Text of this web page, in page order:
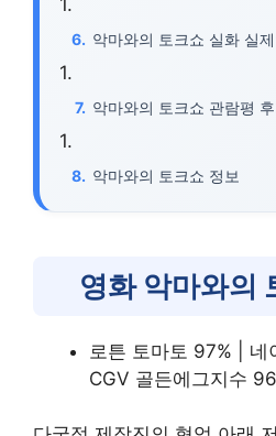
악마와의 토크쇼 실화 실
악마와의 토크쇼 관람평 후
악마와의 토크쇼 정보
영화 악마와의
로튼 토마토 97% | 네
CGV 골든에그지수